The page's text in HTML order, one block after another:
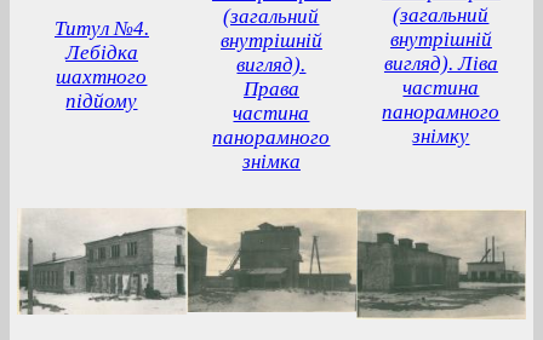
Титул №4.
Лебідка
шахтного
підйому
(загальний
внутрішній
вигляд).
Права
частина
панорамного
знімка
(загальний
внутрішній
вигляд). Ліва
частина
панорамного
знімку